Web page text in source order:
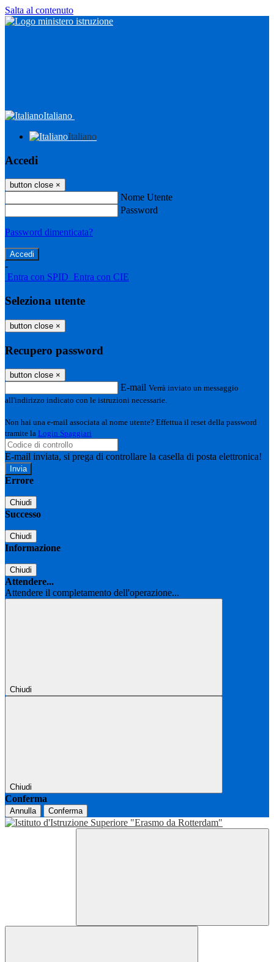
Salta al contenuto
Italiano
Italiano
Accedi
button close ×
Nome Utente
Password
Password dimenticata?
-
Entra con SPID Entra con CIE
Seleziona utente
button close ×
Recupero password
button close ×
E-mail Verrà inviato un messaggio
all'indirizzo indicato con le istruzioni necessarie.
Non hai una e-mail associata al nome utente? Effettua il reset della password
tramite la Login Spaggiari
E-mail inviata, si prega di controllare la casella di posta elettronica!
Errore
Chiudi
Successo
Chiudi
Informazione
Chiudi
Attendere...
Attendere il completamento dell'operazione...
Chiudi
Chiudi
Conferma
Annulla Conferma